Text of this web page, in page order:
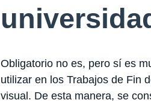
Obligatorio no es, pero sí es
utilizar en los Trabajos de Fin
visual. De esta manera, se